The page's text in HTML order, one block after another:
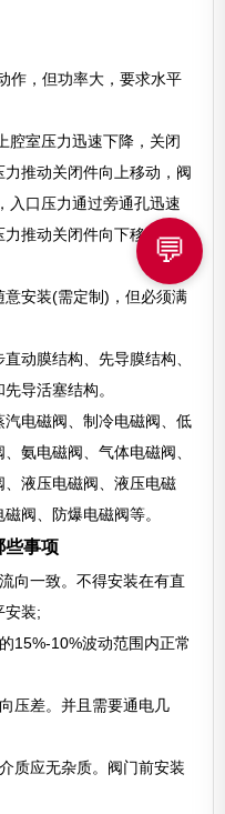
作，但功率大，要求水平
腔室压力迅速下降，关闭
推动关闭件向上移动，阀
入口压力通过旁通孔迅速
推动关闭件向下移动，关
安装(需定制)，但必须满
动膜结构、先导膜结构、
导活塞结构。
电磁阀、制冷电磁阀、低
氨电磁阀、气体电磁阀、
液压电磁阀、液压电磁
阀、防爆电磁阀等。
些事项
向一致。不得安装在有直
安装;
15%-10%波动范围内正常
压差。并且需要通电几
质应无杂质。阀门前安装
💬